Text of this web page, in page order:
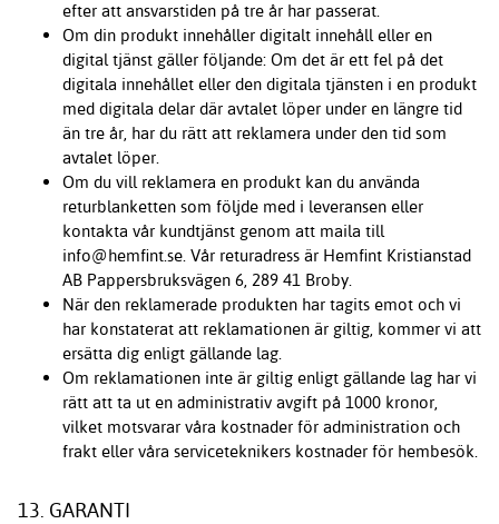
efter att ansvarstiden på tre år har passerat.
Om din produkt innehåller digitalt innehåll eller en
digital tjänst gäller följande: Om det är ett fel på det
digitala innehållet eller den digitala tjänsten i en produkt
med digitala delar där avtalet löper under en längre tid
än tre år, har du rätt att reklamera under den tid som
avtalet löper.
Om du vill reklamera en produkt kan du använda
returblanketten som följde med i leveransen eller
kontakta vår kundtjänst genom att maila till
info@hemfint.se. Vår returadress är Hemfint Kristianstad
AB Pappersbruksvägen 6, 289 41 Broby.
När den reklamerade produkten har tagits emot och vi
har konstaterat att reklamationen är giltig, kommer vi att
ersätta dig enligt gällande lag.
Om reklamationen inte är giltig enligt gällande lag har vi
rätt att ta ut en administrativ avgift på 1000 kronor,
vilket motsvarar våra kostnader för administration och
frakt eller våra serviceteknikers kostnader för hembesök.
13. GARANTI